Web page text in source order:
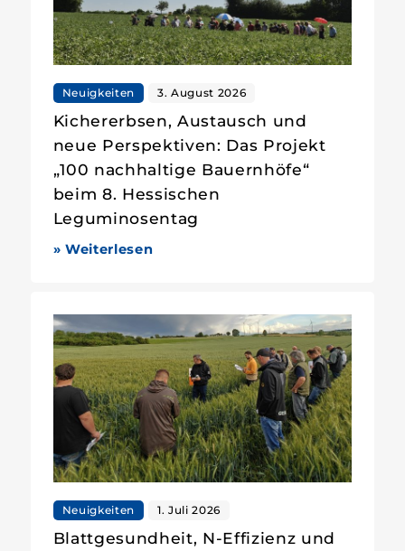
Neuigkeiten 3. August 2026
Kichererbsen, Austausch und
neue Perspektiven: Das Projekt
„100 nachhaltige Bauernhöfe“
beim 8. Hessischen
Leguminosentag
» Weiterlesen
Neuigkeiten 1. Juli 2026
Blattgesundheit, N-Effizienz und